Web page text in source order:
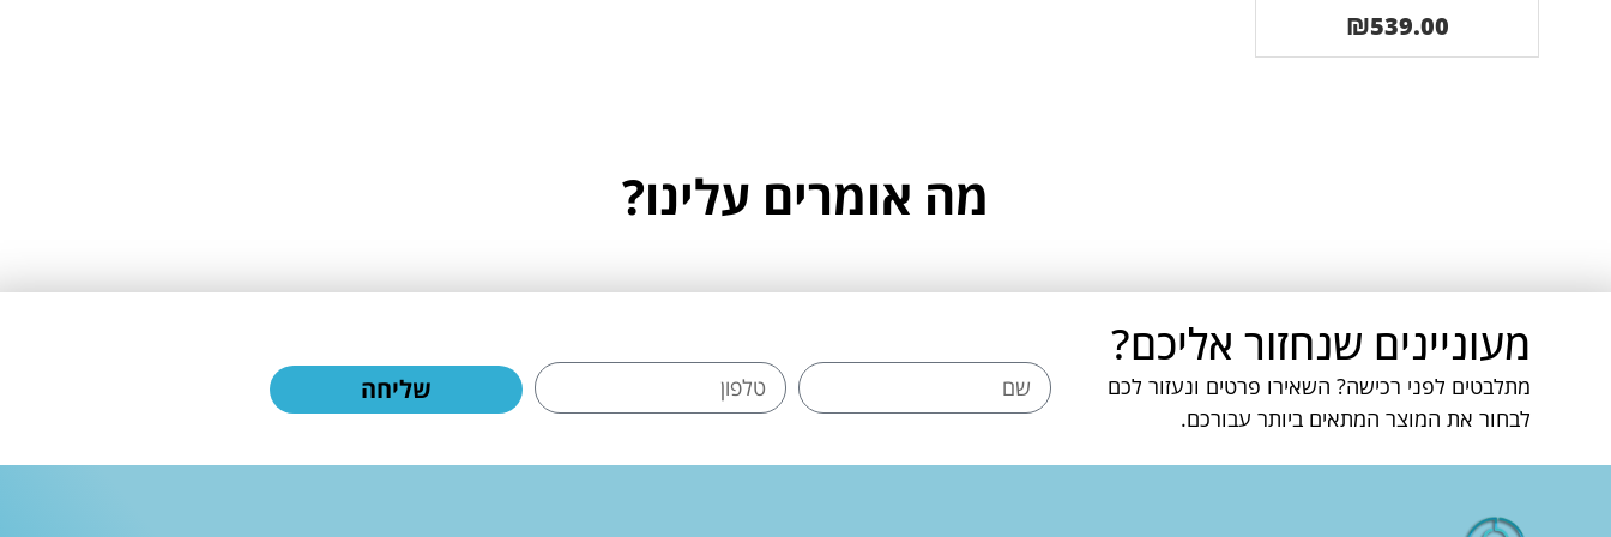
₪539.00
מה אומרים עלינו?
מעוניינים שנחזור אליכם?
מתלבטים לפני רכישה? השאירו פרטים ונעזור לכם
לבחור את המוצר המתאים ביותר עבורכם.
שליחה